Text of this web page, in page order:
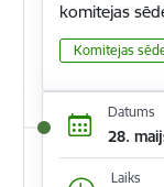
komitejas
Komitejas
Datums
28.
Laiks